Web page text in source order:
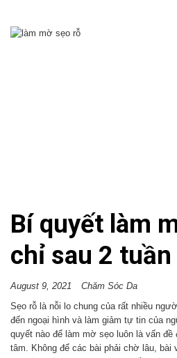
Bí quyết làm
chỉ sau 2 tuần
August 9, 2021 Chăm Sóc Da
Sẹo rỗ là nỗi lo chung của rất nhiều
đến ngoại hình và làm giảm tự tin của
quyết nào để làm mờ sẹo luôn là vấn
tâm. Không để các bài phải chờ lâu, bài